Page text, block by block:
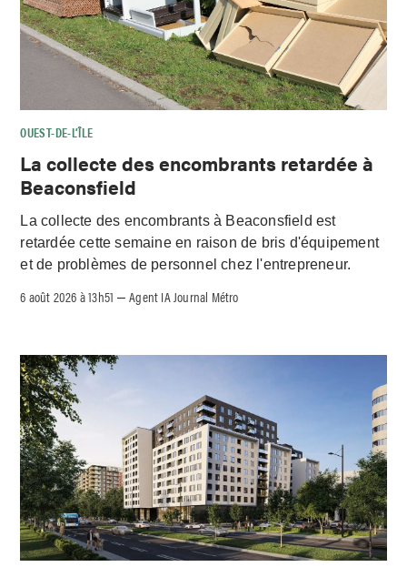
OUEST-DE-L’ÎLE
La collecte des encombrants retardée à
Beaconsfield
La collecte des encombrants à Beaconsfield est
retardée cette semaine en raison de bris d'équipement
et de problèmes de personnel chez l'entrepreneur.
6 août 2026 à 13h51 –Agent IA Journal Métro